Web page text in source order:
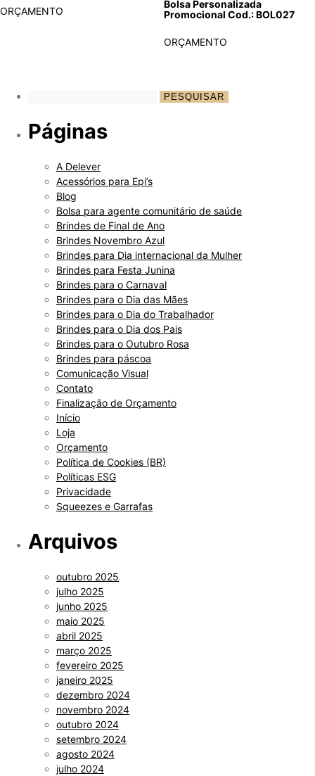
ORÇAMENTO
Bolsa Personalizada
Promocional Cod.: BOL027
ORÇAMENTO
Páginas
A Delever
Acessórios para Epi’s
Blog
Bolsa para agente comunitário de saúde
Brindes de Final de Ano
Brindes Novembro Azul
Brindes para Dia internacional da Mulher
Brindes para Festa Junina
Brindes para o Carnaval
Brindes para o Dia das Mães
Brindes para o Dia do Trabalhador
Brindes para o Dia dos Pais
Brindes para o Outubro Rosa
Brindes para páscoa
Comunicação Visual
Contato
Finalização de Orçamento
Início
Loja
Orçamento
Política de Cookies (BR)
Políticas ESG
Privacidade
Squeezes e Garrafas
Arquivos
outubro 2025
julho 2025
junho 2025
maio 2025
abril 2025
março 2025
fevereiro 2025
janeiro 2025
dezembro 2024
novembro 2024
outubro 2024
setembro 2024
agosto 2024
julho 2024